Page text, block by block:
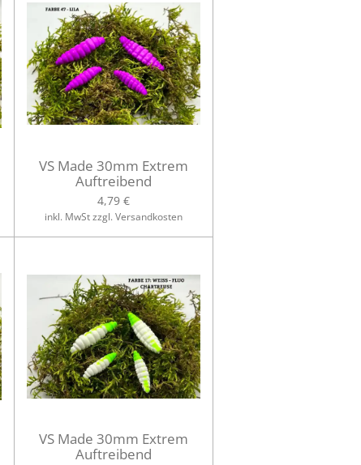
VS Made 30mm Extrem
Auftreibend
4,79 €
inkl. MwSt zzgl. Versandkosten
VS Made 30mm Extrem
Auftreibend